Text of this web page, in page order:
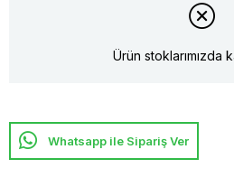
Ürün stoklarımızda
Whatsapp ile Sipariş Ver